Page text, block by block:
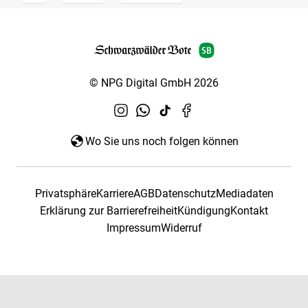
© NPG Digital GmbH 2026
Wo Sie uns noch folgen können
PrivatsphäreKarriereAGBDatenschutzMediadaten
Erklärung zur BarrierefreiheitKündigungKontakt
ImpressumWiderruf